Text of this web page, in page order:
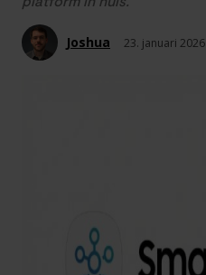
Joshua 23. januari 2026